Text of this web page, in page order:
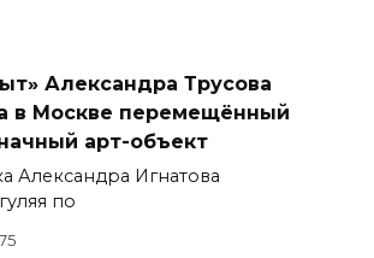
Александра Трусова
в Москве перемещённый
арт-объект
Александра Игнатова
по